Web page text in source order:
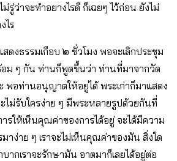
รู่ว่าจะทำอยางไรดี ก็เฉยๆ ไว้ก่อน ยังไม่
ไร
งธรรมเกือบ ๒ ชั่วโมง พอจะเลิกประชุม
ม ๆ กัน ท่านก็พูดขึ้นว่า ท่านที่มาจากวัด
พอท่านอนุญาตให้อยู่ได้ พระเก่าก็มาแสดง
ไม่รับใครง่าย ๆ มีพระหลายรูปด้วยกันที่
รให้เห็นคุณค่าของการได้อยู่ จะได้มีความ
รมาง่าย ๆ เราจะไม่เห็นคุณค่าของมัน สิ่งใด
ากเราจะรักษามัน อาตมาก็เลยได้อยู่ต่อ